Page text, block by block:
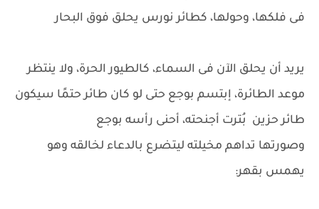
فى فلكها، وحولها، كطائر نورس يحلق فوق البحار
يريد أن يحلق الآن فى السماء، كالطيور الحرة، ولا ينتظر
موعد الطائرة، إبتسم بوجع حتى لو كان طائر حتمًا سيكون
طائر حزين بُترت أجنحته، أحنى رأسه بوجع
وصورتها تداهم مخيلته ليتضرع بالدعاء لخالقه وهو
يهمس بقهر: